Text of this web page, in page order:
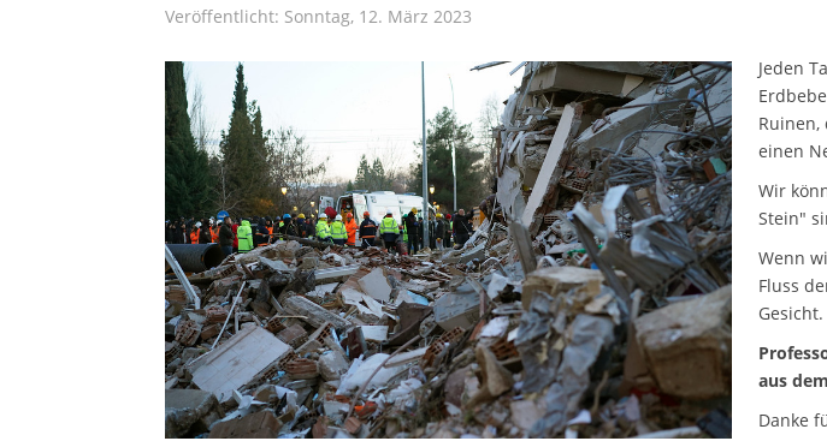
Veröffentlicht: Sonntag, 12. März 2023
Jeden
einen
Wir
Stein"
Wenn
Fluss
Gesicht.
aus
Danke